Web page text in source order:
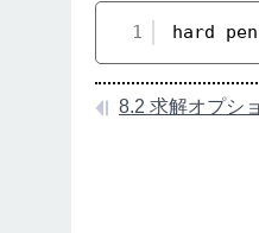
1 hard
8.2 求解オプシ